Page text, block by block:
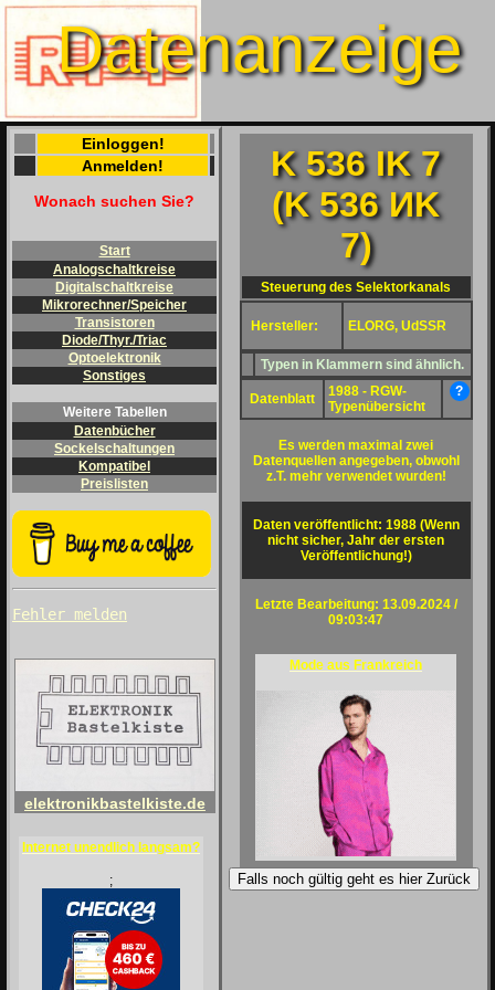
Datenanzeige
Einloggen!
Anmelden!
Wonach suchen Sie?
Start
Analogschaltkreise
Digitalschaltkreise
Mikrorechner/Speicher
Transistoren
Diode/Thyr./Triac
Optoelektronik
Sonstiges
Weitere Tabellen
Datenbücher
Sockelschaltungen
Kompatibel
Preislisten
Fehler melden
elektronikbastelkiste.de
Internet unendlich langsam?
;
K 536 IK 7
(K 536 ИK
7)
Steuerung des Selektorkanals
Hersteller: ELORG, UdSSR
Typen in Klammern sind ähnlich.
Datenblatt
1988 - RGW-
Typenübersicht
?
Es werden maximal zwei
Datenquellen angegeben, obwohl
z.T. mehr verwendet wurden!
Daten veröffentlicht: 1988 (Wenn
nicht sicher, Jahr der ersten
Veröffentlichung!)
Letzte Bearbeitung: 13.09.2024 /
09:03:47
Mode aus Frankreich
Falls noch gültig geht es hier Zurück